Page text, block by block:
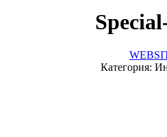
Категория: